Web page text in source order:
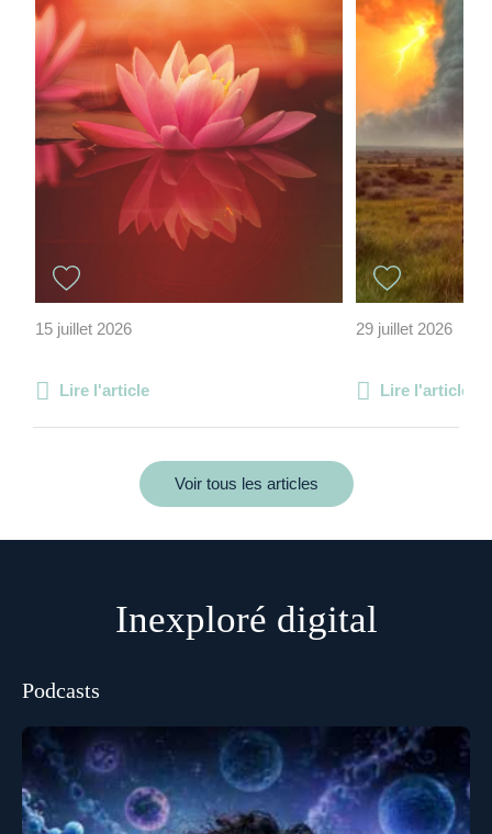
15 juillet 2026
Lire l'article
29 juillet 2026
Lire l'article
Voir tous les articles
Inexploré digital
Podcasts